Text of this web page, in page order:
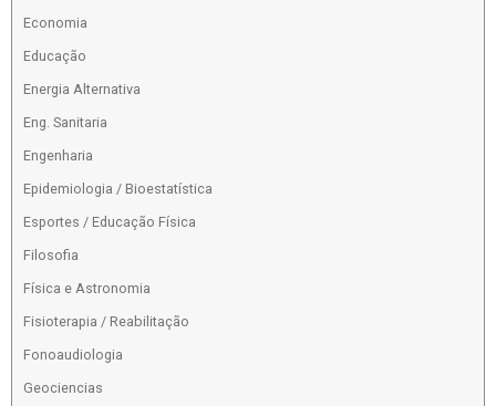
Economia
Educação
Energia Alternativa
Eng. Sanitaria
Engenharia
Epidemiologia / Bioestatística
Esportes / Educação Física
Filosofia
Física e Astronomia
Fisioterapia / Reabilitação
Fonoaudiologia
Geociencias